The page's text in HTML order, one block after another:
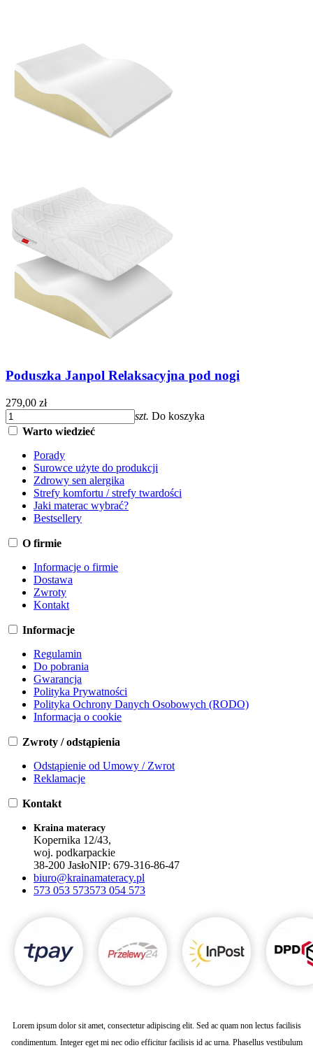
Poduszka Janpol Relaksacyjna pod nogi
279,00 zł
szt. Do koszyka
Warto wiedzieć
Porady
Surowce użyte do produkcji
Zdrowy sen alergika
Strefy komfortu / strefy twardości
Jaki materac wybrać?
Bestsellery
O firmie
Informacje o firmie
Dostawa
Zwroty
Kontakt
Informacje
Regulamin
Do pobrania
Gwarancja
Polityka Prywatności
Polityka Ochrony Danych Osobowych (RODO)
Informacja o cookie
Zwroty / odstąpienia
Odstąpienie od Umowy / Zwrot
Reklamacje
Kontakt
Kraina materacy
Kopernika 12/43,
woj. podkarpackie
38-200 JasłoNIP: 679-316-86-47
biuro@krainamateracy.pl
573 053 573573 054 573
Lorem ipsum dolor sit amet, consectetur adipiscing elit. Sed ac quam non lectus facilisis
condimentum. Integer eget mi nec odio efficitur facilisis id ac urna. Phasellus vestibulum